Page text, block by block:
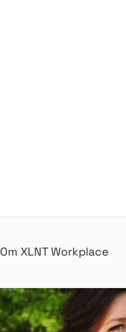
Om XLNT Workplace